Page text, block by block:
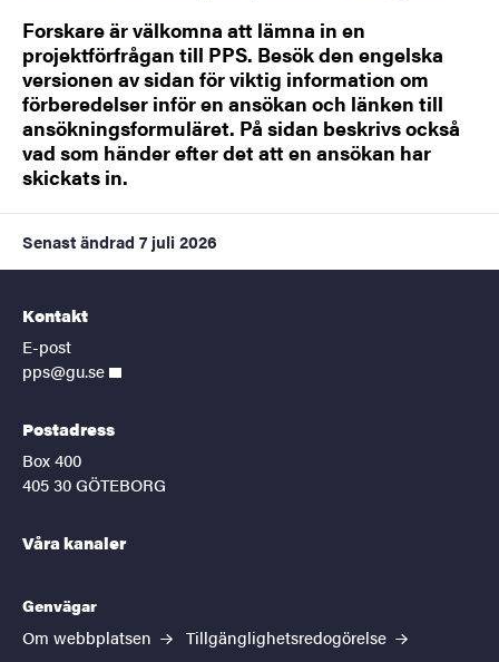
Forskare är välkomna att lämna in en
projektförfrågan till PPS. Besök den engelska
versionen av sidan för viktig information om
förberedelser inför en ansökan och länken till
ansökningsformuläret. På sidan beskrivs också
vad som händer efter det att en ansökan har
skickats in.
Senast ändrad 7 juli 2026
Kontakt
E-post
pps@gu.se
Postadress
Box 400
405 30 GÖTEBORG
Våra kanaler
Genvägar
Om webbplatsen
Tillgänglighetsredogörelse